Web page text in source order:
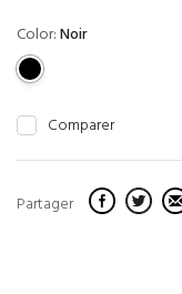
Color:Noir
Comparer
Partager